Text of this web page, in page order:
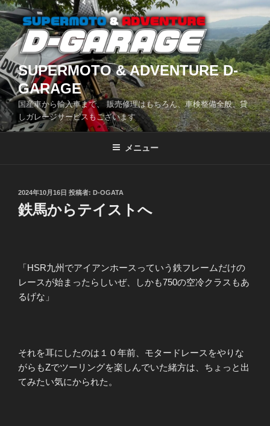
コ
ン
テ
ン
ツ
へ
ス
キ
ッ
SUPERMOTO & ADVENTURE D-
GARAGE
国産車から輸入車まで、 販売修理はもちろん、車検整備全般、貸
しガレージサービスもございます
メニュー
投
稿
日:
2024年10月16日 投稿者: D-OGATA
鉄馬からテイストへ
「HSR九州でアイアンホースっていう鉄フレームだけの
レースが始まったらしいぜ、しかも750の空冷クラスもあ
るげな」
それを耳にしたのは１０年前、モタードレースをやりな
がらもZでツーリングを楽しんでいた緒方は、ちょっと出
てみたい気にかられた。